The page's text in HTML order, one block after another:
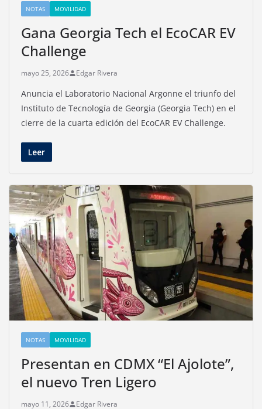
NOTAS MOVILIDAD
Gana Georgia Tech el EcoCAR EV
Challenge
mayo 25, 2026 Edgar Rivera
Anuncia el Laboratorio Nacional Argonne el triunfo del
Instituto de Tecnología de Georgia (Georgia Tech) en el
cierre de la cuarta edición del EcoCAR EV Challenge.
Leer
NOTAS MOVILIDAD
Presentan en CDMX “El Ajolote”,
el nuevo Tren Ligero
mayo 11, 2026 Edgar Rivera